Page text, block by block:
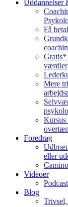
Uddannelser
Få
Gratis*
værdier
Mere
Kursus
Foredrag
eller
Videoer
Podcast
Blog